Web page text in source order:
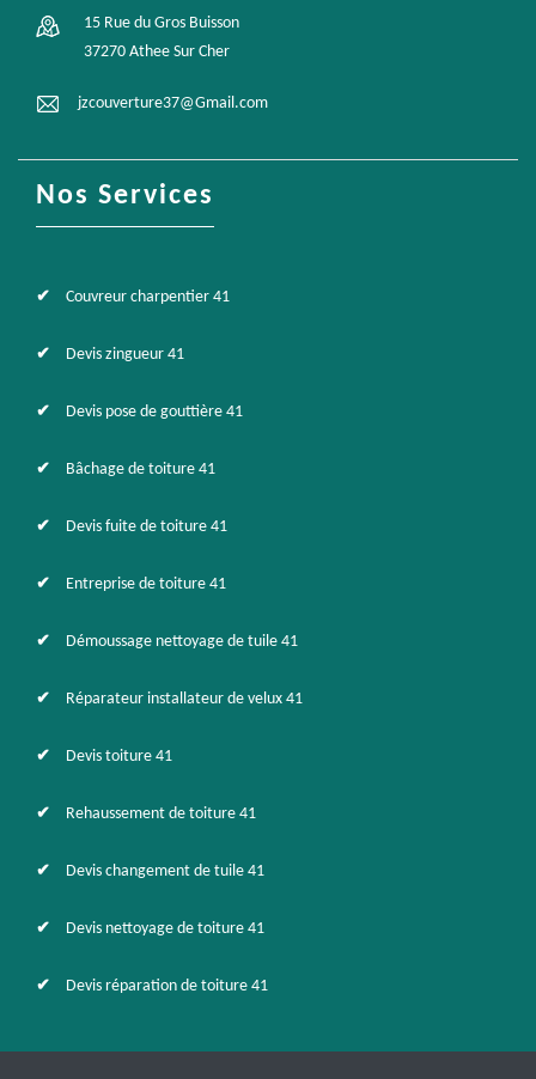
15 Rue du Gros Buisson
37270 Athee Sur Cher
jzcouverture37@Gmail.com
Nos Services
Couvreur charpentier 41
Devis zingueur 41
Devis pose de gouttière 41
Bâchage de toiture 41
Devis fuite de toiture 41
Entreprise de toiture 41
Démoussage nettoyage de tuile 41
Réparateur installateur de velux 41
Devis toiture 41
Rehaussement de toiture 41
Devis changement de tuile 41
Devis nettoyage de toiture 41
Devis réparation de toiture 41